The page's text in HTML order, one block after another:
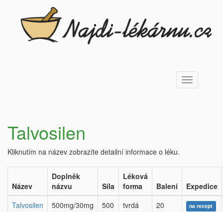
Toggle
navigation
Talvosilen
Kliknutím na název zobrazíte detailní informace o léku.
Název
Doplněk
názvu
Síla
Léková
forma
Balení
Expedice
Talvosilen
500mg/30mg
500
tvrdá
20 na recept